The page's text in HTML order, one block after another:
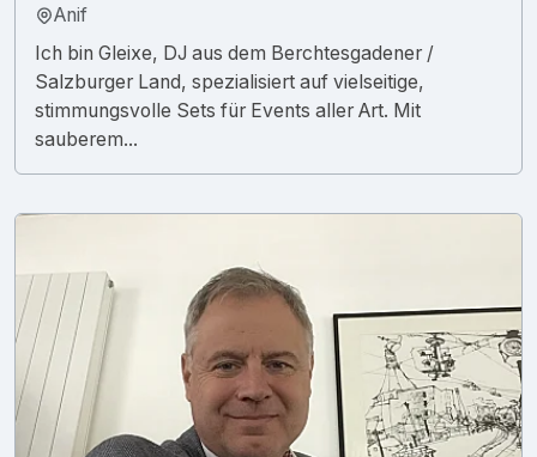
Anif
Ich bin Gleixe, DJ aus dem Berchtesgadener /
Salzburger Land, spezialisiert auf vielseitige,
stimmungsvolle Sets für Events aller Art. Mit
sauberem...